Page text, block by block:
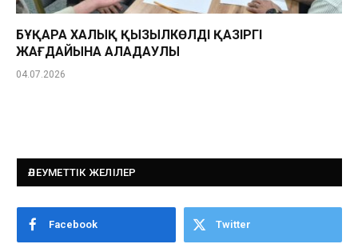
БҰҚАРА ХАЛЫҚ ҚЫЗЫЛКӨЛДІҢ ҚАЗІРГІ
ЖАҒДАЙЫНА АЛАҢДАУЛЫ
04.07.2026
ӘЛЕУМЕТТІК ЖЕЛІЛЕР
Facebook Twitter